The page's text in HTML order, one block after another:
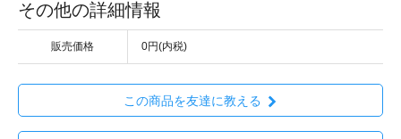
その他の詳細情報
販売価格 0円(内税)
この商品を友達に教える